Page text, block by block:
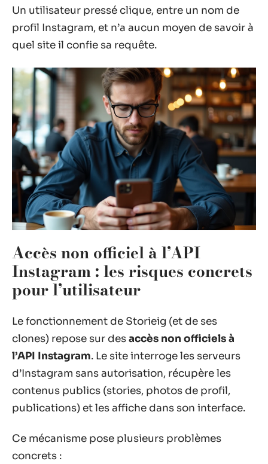
Un utilisateur pressé clique, entre un nom de
profil Instagram, et n’a aucun moyen de savoir à
quel site il confie sa requête.
Accès non officiel à l’API
Instagram : les risques concrets
pour l’utilisateur
Le fonctionnement de Storieig (et de ses
clones) repose sur desaccès non officiels à
l’API Instagram. Le site interroge les serveurs
d’Instagram sans autorisation, récupère les
contenus publics (stories, photos de profil,
publications) et les affiche dans son interface.
Ce mécanisme pose plusieurs problèmes
concrets :